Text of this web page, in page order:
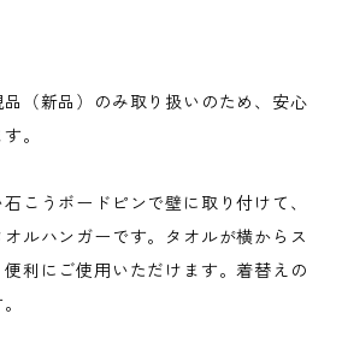
（新品）のみ取り扱いのため、安心
。
こうボードピンで壁に取り付けて、
ルハンガーです。タオルが横からス
利にご使用いただけます。着替えの